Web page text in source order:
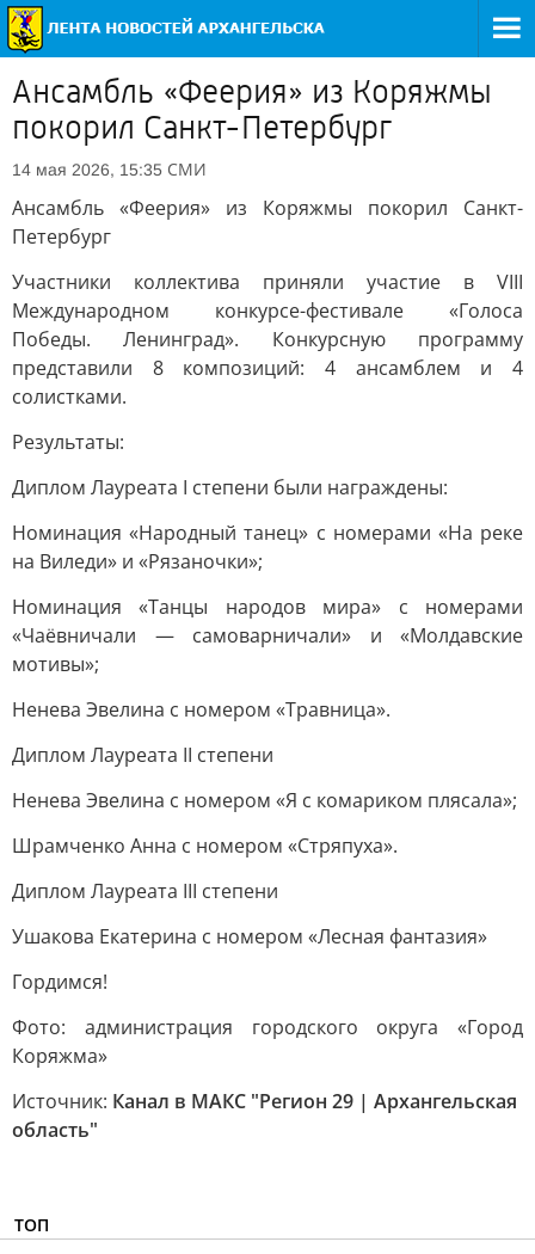
Ансамбль «Феерия» из Коряжмы
покорил Санкт-Петербург
14 мая 2026, 15:35 СМИ
Ансамбль «Феерия» из Коряжмы покорил Санкт-
Петербург
Участники коллектива приняли участие в VIII
Международном конкурсе-фестивале «Голоса
Победы. Ленинград». Конкурсную программу
представили 8 композиций: 4 ансамблем и 4
солистками.
Результаты:
Диплом Лауреата I степени были награждены:
Номинация «Народный танец» с номерами «На реке
на Виледи» и «Рязаночки»;
Номинация «Танцы народов мира» с номерами
«Чаёвничали — самоварничали» и «Молдавские
мотивы»;
Ненева Эвелина с номером «Травница».
Диплом Лауреата II степени
Ненева Эвелина с номером «Я с комариком плясала»;
Шрамченко Анна с номером «Стряпуха».
Диплом Лауреата III степени
Ушакова Екатерина с номером «Лесная фантазия»
Гордимся!
Фото: администрация городского округа «Город
Коряжма»
Источник: Канал в МАКС "Регион 29 | Архангельская
область"
ТОП